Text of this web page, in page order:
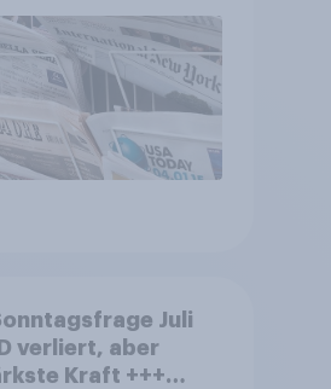
Juli
verliert, aber
Kraft +++